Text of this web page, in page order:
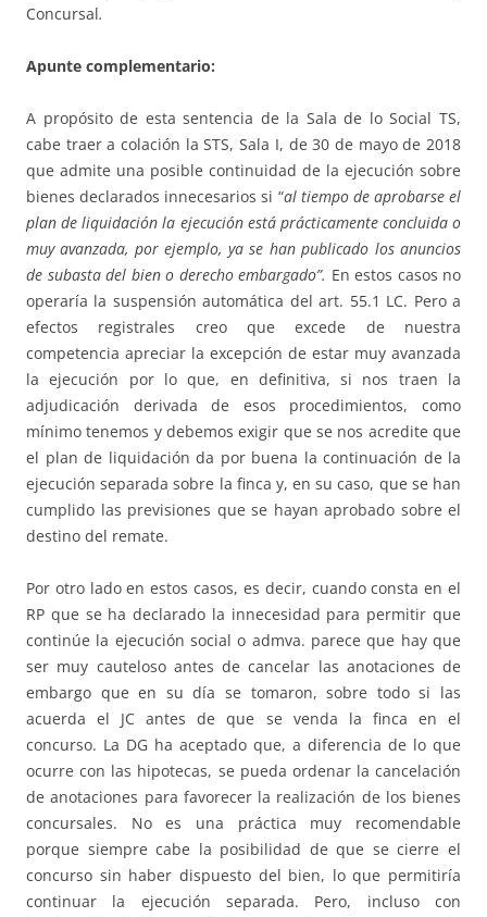
Concursal.
Apunte complementario:
A propósito de esta sentencia de la Sala de lo Social TS,
cabe traer a colación la STS, Sala I, de 30 de mayo de 2018
que admite una posible continuidad de la ejecución sobre
bienes declarados innecesarios si “al tiempo de aprobarse el
plan de liquidación la ejecución está prácticamente concluida o
muy avanzada, por ejemplo, ya se han publicado los anuncios
de subasta del bien o derecho embargado”. En estos casos no
operaría la suspensión automática del art. 55.1 LC. Pero a
efectos registrales creo que excede de nuestra
competencia apreciar la excepción de estar muy avanzada
la ejecución por lo que, en definitiva, si nos traen la
adjudicación derivada de esos procedimientos, como
mínimo tenemos y debemos exigir que se nos acredite que
el plan de liquidación da por buena la continuación de la
ejecución separada sobre la finca y, en su caso, que se han
cumplido las previsiones que se hayan aprobado sobre el
destino del remate.
Por otro lado en estos casos, es decir, cuando consta en el
RP que se ha declarado la innecesidad para permitir que
continúe la ejecución social o admva. parece que hay que
ser muy cauteloso antes de cancelar las anotaciones de
embargo que en su día se tomaron, sobre todo si las
acuerda el JC antes de que se venda la finca en el
concurso. La DG ha aceptado que, a diferencia de lo que
ocurre con las hipotecas, se pueda ordenar la cancelación
de anotaciones para favorecer la realización de los bienes
concursales. No es una práctica muy recomendable
porque siempre cabe la posibilidad de que se cierre el
concurso sin haber dispuesto del bien, lo que permitiría
continuar la ejecución separada. Pero, incluso con